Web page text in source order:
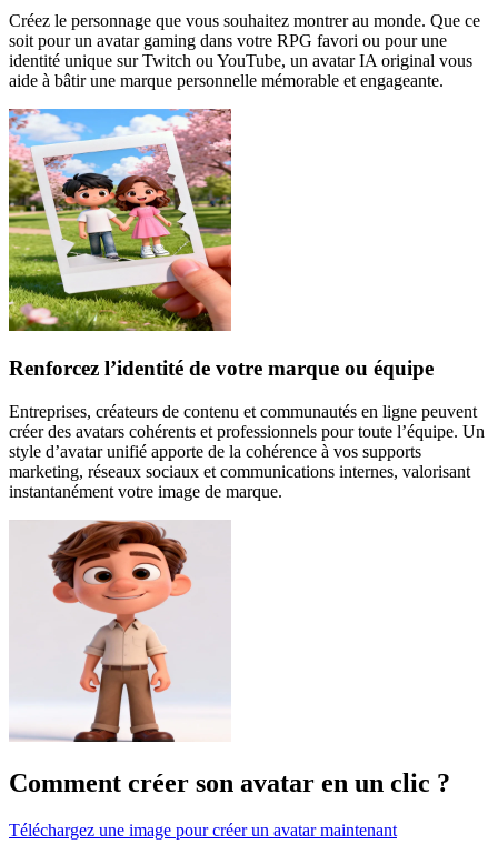
Créez le personnage que vous souhaitez montrer au monde. Que ce
soit pour un avatar gaming dans votre RPG favori ou pour une
identité unique sur Twitch ou YouTube, un avatar IA original vous
aide à bâtir une marque personnelle mémorable et engageante.
Renforcez l’identité de votre marque ou équipe
Entreprises, créateurs de contenu et communautés en ligne peuvent
créer des avatars cohérents et professionnels pour toute l’équipe. Un
style d’avatar unifié apporte de la cohérence à vos supports
marketing, réseaux sociaux et communications internes, valorisant
instantanément votre image de marque.
Comment créer son avatar en un clic ?
Téléchargez une image pour créer un avatar maintenant